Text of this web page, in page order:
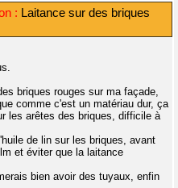
: Laitance sur des briques
briques rouges sur ma façade,
comme c'est un matériau dur, ça
les arêtes des briques, difficile à
de lin sur les briques, avant
et éviter que la laitance
bien avoir des tuyaux, enfin